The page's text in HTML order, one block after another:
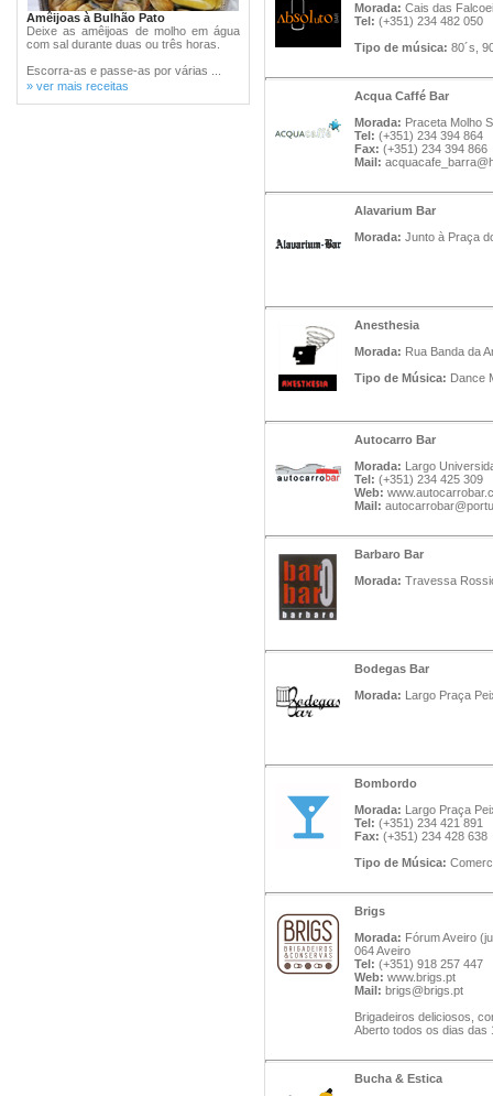
Amêijoas à Bulhão Pato
Deixe as amêijoas de molho em água
com sal durante duas ou três horas.
Escorra-as e passe-as por várias ...
» ver mais receitas
Morada: Cais das
Tel: (+351) 234 482 050
Tipo de música: 80´s,
Acqua Caffé Bar
Morada: Praceta Molho
Tel: (+351) 234 394 864
Fax: (+351) 234 394 866
Mail:
Alavarium Bar
Morada: Junto à Praça
Anesthesia
Morada: Rua Banda da
Tipo de Música: Dance
Autocarro Bar
Morada: Largo
Tel: (+351) 234 425 309
Web:
Mail:
Barbaro Bar
Morada: Travessa
Bodegas Bar
Morada: Largo Praça
Bombordo
Morada: Largo Praça
Tel: (+351) 234 421 891
Fax: (+351) 234 428 638
Tipo de Música:
Brigs
Morada: Fórum Aveiro
064 Aveiro
Tel: (+351) 918 257 447
Web: www.brigs.pt
Mail: brigs@brigs.pt
Brigadeiros deliciosos,
Aberto todos os dias das
Bucha & Estica